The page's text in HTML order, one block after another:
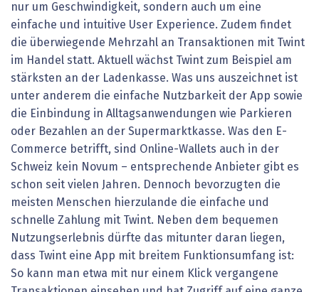
nur um Geschwindigkeit, sondern auch um eine
einfache und intuitive User Experience. Zudem findet
die überwiegende Mehrzahl an Transaktionen mit Twint
im Handel statt. Aktuell wächst Twint zum Beispiel am
stärksten an der Ladenkasse. Was uns auszeichnet ist
unter anderem die einfache Nutzbarkeit der App sowie
die Einbindung in Alltagsanwendungen wie Parkieren
oder Bezahlen an der Supermarktkasse. Was den E-
Commerce betrifft, sind Online-Wallets auch in der
Schweiz kein Novum – entsprechende Anbieter gibt es
schon seit vielen Jahren. Dennoch bevorzugten die
meisten Menschen hierzulande die einfache und
schnelle Zahlung mit Twint. Neben dem bequemen
Nutzungserlebnis dürfte das mitunter daran liegen,
dass Twint eine App mit breitem Funktionsumfang ist:
So kann man etwa mit nur einem Klick vergangene